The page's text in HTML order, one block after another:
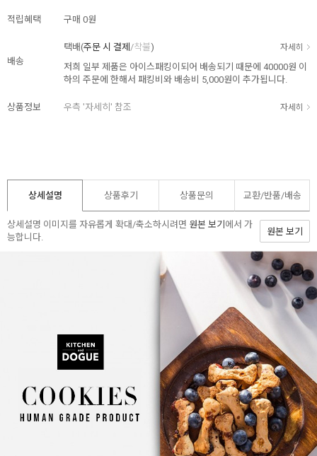
적립혜택 구매 0원
배송
택배(주문 시 결제 /착불) 자세히
저희 일부 제품은 아이스패킹이되어 배송되기 때문에 40000원 이
하의 주문에 한해서 패킹비와 배송비 5,000원이 추가됩니다.
상품정보 우측 '자세히' 참조 자세히
상세설명 상품후기 상품문의 교환/반품/배송
상세설명 이미지를 자유롭게 확대/축소하시려면 원본 보기 에서 가
능합니다.
원본 보기